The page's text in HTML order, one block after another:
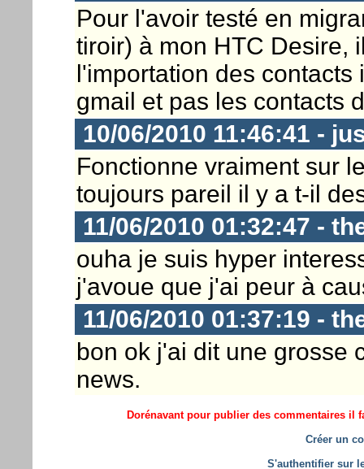
Pour l'avoir testé en
tiroir) à mon HTC Desire,
l'importation des
gmail et pas les contacts
10/06/2010 11:46:41 -
Fonctionne vraiment sur
toujours pareil il y a t-il
11/06/2010 01:32:47 -
ouha je suis hyper
j'avoue que j'ai peur à
11/06/2010 01:37:19 -
bon ok j'ai dit une grosse
news.
Dorénavant pour publier des commentaires il
Créer un
S'authentifier sur